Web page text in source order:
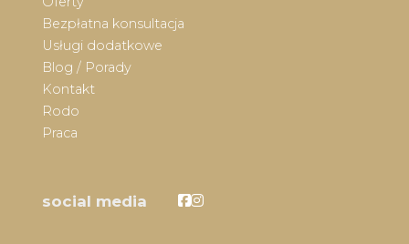
Bezpłatna konsultacja
Usługi dodatkowe
Blog / Porady
Kontakt
Rodo
Praca
social media Facebook
Facebook